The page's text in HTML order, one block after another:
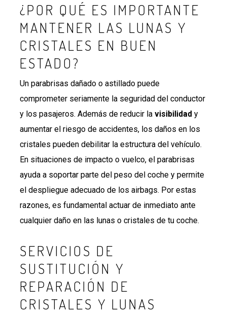
¿POR QUÉ ES IMPORTANTE
MANTENER LAS LUNAS Y
CRISTALES EN BUEN
ESTADO?
Un parabrisas dañado o astillado puede
comprometer seriamente la seguridad del conductor
y los pasajeros. Además de reducir lavisibilidad y
aumentar el riesgo de accidentes, los daños en los
cristales pueden debilitar la estructura del vehículo.
En situaciones de impacto o vuelco, el parabrisas
ayuda a soportar parte del peso del coche y permite
el despliegue adecuado de los airbags. Por estas
razones, es fundamental actuar de inmediato ante
cualquier daño en las lunas o cristales de tu coche.
SERVICIOS DE
SUSTITUCIÓN Y
REPARACIÓN DE
CRISTALES Y LUNAS